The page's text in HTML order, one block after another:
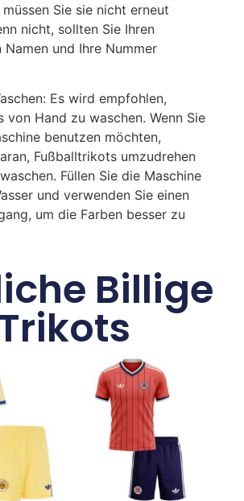
Sie sie nicht erneut
nicht, sollten Sie Ihren
und Ihre Nummer
Es wird empfohlen,
von Hand zu waschen. Wenn Sie
benutzen möchten,
Fußballtrikots umzudrehen
Füllen Sie die Maschine
und verwenden Sie einen
um die Farben besser zu
Billige